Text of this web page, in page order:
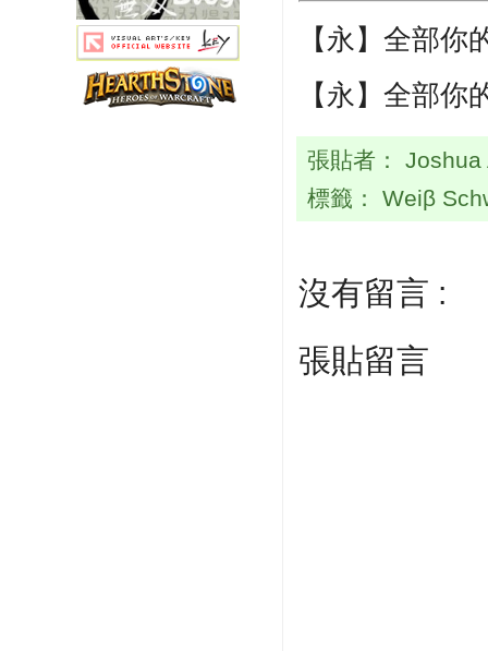
【永】全部你
【永】全部你
張貼者：
標籤： Weiβ
沒有留言 :
張貼留言